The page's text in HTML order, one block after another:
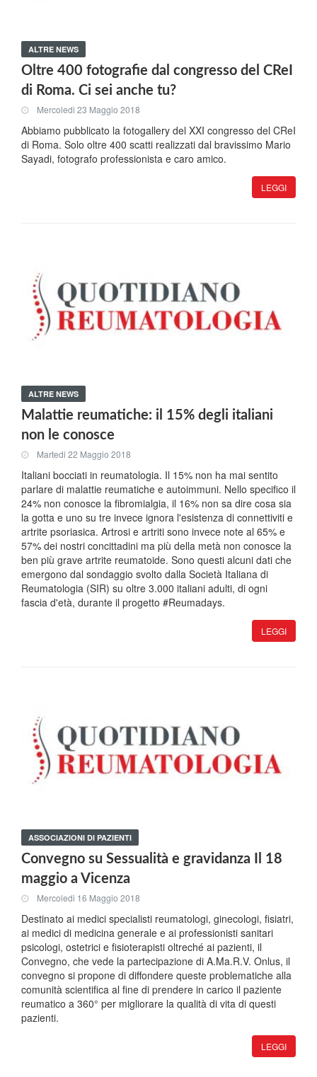
ALTRE NEWS
Oltre 400 fotografie dal congresso del CReI
di Roma. Ci sei anche tu?
Mercoledi 23 Maggio 2018
Abbiamo pubblicato la fotogallery del XXI congresso del CReI
di Roma. Solo oltre 400 scatti realizzati dal bravissimo Mario
Sayadi, fotografo professionista e caro amico.
LEGGI
ALTRE NEWS
Malattie reumatiche: il 15% degli italiani
non le conosce
Martedi 22 Maggio 2018
Italiani bocciati in reumatologia. Il 15% non ha mai sentito
parlare di malattie reumatiche e autoimmuni. Nello specifico il
24% non conosce la fibromialgia, il 16% non sa dire cosa sia
la gotta e uno su tre invece ignora l'esistenza di connettiviti e
artrite psoriasica. Artrosi e artriti sono invece note al 65% e
57% dei nostri concittadini ma più della metà non conosce la
ben più grave artrite reumatoide. Sono questi alcuni dati che
emergono dal sondaggio svolto dalla Società Italiana di
Reumatologia (SIR) su oltre 3.000 italiani adulti, di ogni
fascia d'età, durante il progetto #Reumadays.
LEGGI
ASSOCIAZIONI DI PAZIENTI
Convegno su Sessualità e gravidanza Il 18
maggio a Vicenza
Mercoledi 16 Maggio 2018
Destinato ai medici specialisti reumatologi, ginecologi, fisiatri,
ai medici di medicina generale e ai professionisti sanitari
psicologi, ostetrici e fisioterapisti oltreché ai pazienti, il
Convegno, che vede la partecipazione di A.Ma.R.V. Onlus, il
convegno si propone di diffondere queste problematiche alla
comunità scientifica al fine di prendere in carico il paziente
reumatico a 360° per migliorare la qualità di vita di questi
pazienti.
LEGGI